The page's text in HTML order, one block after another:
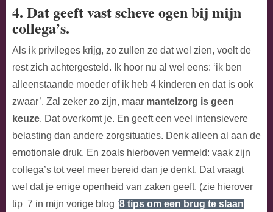
4. Dat geeft vast scheve ogen bij mijn
collega’s.
Als ik privileges krijg, zo zullen ze dat wel zien, voelt de
rest zich achtergesteld. Ik hoor nu al wel eens: ‘ik ben
alleenstaande moeder of ik heb 4 kinderen en dat is ook
zwaar’. Zal zeker zo zijn, maar mantelzorg is geen
keuze. Dat overkomt je. En geeft een veel intensievere
belasting dan andere zorgsituaties. Denk alleen al aan de
emotionale druk. En zoals hierboven vermeld: vaak zijn
collega’s tot veel meer bereid dan je denkt. Dat vraagt
wel dat je enige openheid van zaken geeft. (zie hierover
tip 7 in mijn vorige blog ‘8 tips om een brug te slaan